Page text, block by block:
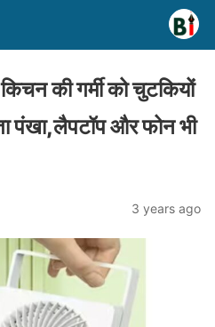
की गर्मी को चुटकियों
पंखा,लैपटॉप और फोन भी
3 years ago